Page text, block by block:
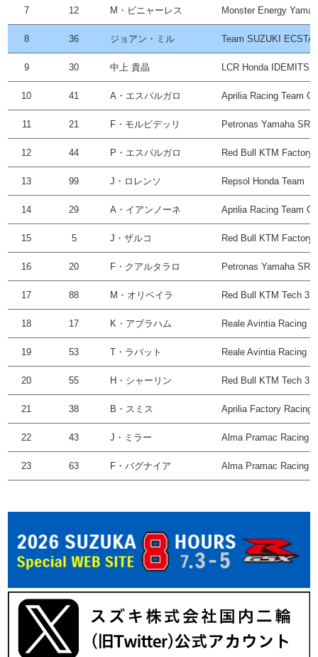
7 12 M・ビニャーレス Monster Energy
8 36 ジョアン・ミル Team SUZUKI
9 30 中上 貴晶 LCR Honda IDEMITSU
10 41 A・エスパルガロ Aprilia Racing Team
11 21 F・モルビデッリ Petronas Yamaha SRT
12 44 P・エスパルガロ Red Bull KTM Factory
13 99 J・ロレンソ Repsol Honda Team
14 29 A・イアンノーネ Aprilia Racing Team
15 5 J・ザルコ Red Bull KTM Factory
16 20 F・クアルタラロ Petronas Yamaha SRT
17 88 M・オリベイラ Red Bull KTM Tech 3
18 17 K・アブラハム Reale Avintia Racing
19 53 T・ラバット Reale Avintia Racing
20 55 H・シャーリン Red Bull KTM Tech 3
21 38 B・スミス Aprilia Factory Racing
22 43 J・ミラー Alma Pramac Racing
23 63 F・バグナイア Alma Pramac Racing